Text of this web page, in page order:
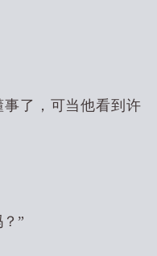
了，可当他看到许
”